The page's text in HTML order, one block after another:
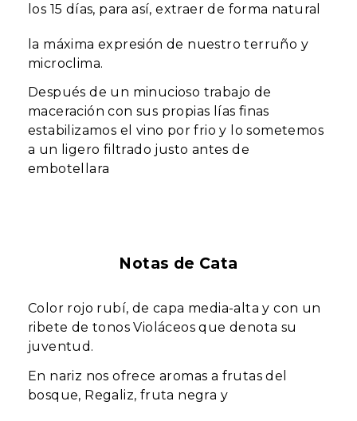
los 15 días, para así, extraer de forma natural
la máxima expresión de nuestro terruño y
microclima.
Después de un minucioso trabajo de
maceración con sus propias lías finas
estabilizamos el vino por frio y lo sometemos
a un ligero filtrado justo antes de
embotellara
Notas de Cata
Color rojo rubí, de capa media-alta y con un
ribete de tonos Violáceos que denota su
juventud.
En nariz nos ofrece aromas a frutas del
bosque, Regaliz, fruta negra y